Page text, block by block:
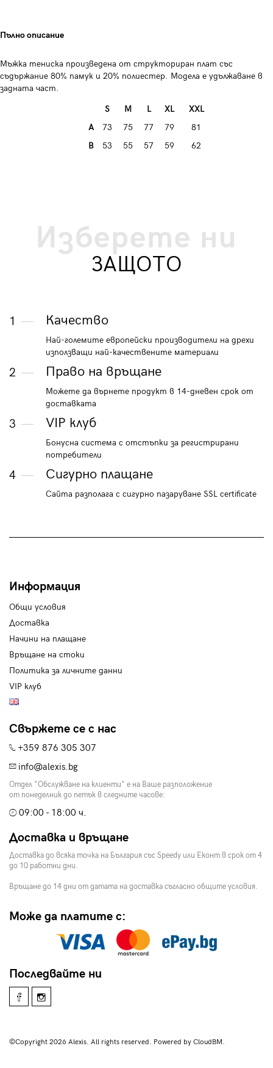
Пълно описание
Мъжка тениска произведена от структориран плат със
съдържание 80% памук и 20% полиестер. Модела е удължаване в
задната част.
S
M L XL
XXL
A
73 75 77 79
81
B
53 55 57 59 62
Изберете ни
ЗАЩОТО
1 Качество
Най-големите европейски производители на дрехи
използващи най-качествените материали
2 Право на връщане
Можете да върнете продукт в 14-дневен срок от
доставката
3 VIP клуб
Бонусна система с отстъпки за регистрирани
потребители
4 Сигурно плащане
Сайта разполага с сигурно пазаруване SSL certificate
Информация
Общи условия
Доставка
Начини на плащане
Връщане на стоки
Политика за личните данни
VIP клуб
Свържете се с нас
+359 876 305 307
info@alexis.bg
Отдел "Обслужване на клиенти" е на Ваше разположение
от понеделник до петък в следните часове:
09:00 - 18:00 ч.
Доставка и връщане
Доставка до всяка точка на България със Speedy или Еконт в срок от 4
до 10 работни дни.
Връщане до 14 дни от датата на доставка съгласно общите условия.
Може да платите с:
Последвайте ни
©Copyright 2026 Alexis. All rights reserved. Powered by CloudBM.